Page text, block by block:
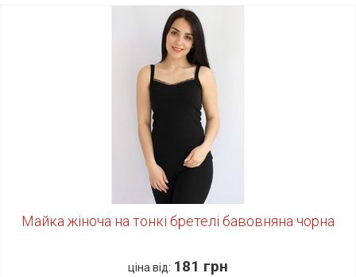
Майка жіноча на тонкі бретелі бавовняна чорна
ціна від: 181 грн